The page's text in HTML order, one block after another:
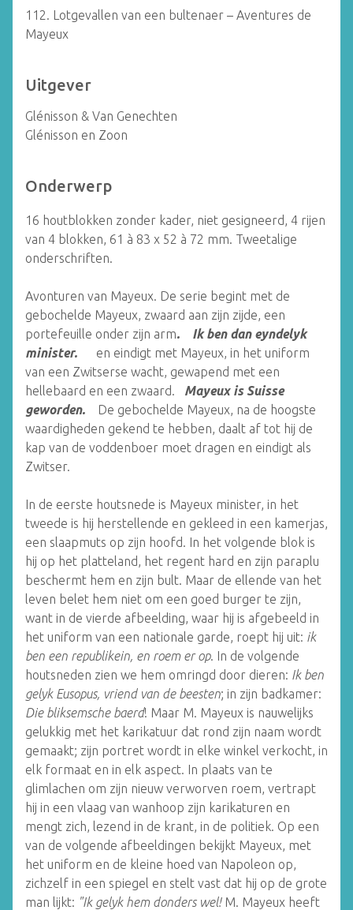
112. Lotgevallen van een bultenaer – Aventures de
Mayeux
Uitgever
Glénisson & Van Genechten
Glénisson en Zoon
Onderwerp
16 houtblokken zonder kader, niet gesigneerd, 4 rijen
van 4 blokken, 61 à 83 x 52 à 72 mm. Tweetalige
onderschriften.
Avonturen van Mayeux. De serie begint met de
gebochelde Mayeux, zwaard aan zijn zijde, een
portefeuille onder zijn arm. Ik ben dan eyndelyk
minister.
en eindigt met Mayeux, in het uniform
van een Zwitserse wacht, gewapend met een
hellebaard en een zwaard.
Mayeux is Suisse
geworden.
De gebochelde Mayeux, na de hoogste
waardigheden gekend te hebben, daalt af tot hij de
kap van de voddenboer moet dragen en eindigt als
Zwitser.
In de eerste houtsnede is Mayeux minister, in het
tweede is hij herstellende en gekleed in een kamerjas,
een slaapmuts op zijn hoofd. In het volgende blok is
hij op het platteland, het regent hard en zijn paraplu
beschermt hem en zijn bult. Maar de ellende van het
leven belet hem niet om een goed burger te zijn,
want in de vierde afbeelding, waar hij is afgebeeld in
het uniform van een nationale garde, roept hij uit: ik
ben een republikein, en roem er op. In de volgende
houtsneden zien we hem omringd door dieren: Ik ben
gelyk Eusopus, vriend van de beesten; in zijn badkamer:
Die bliksemsche baerd! Maar M. Mayeux is nauwelijks
gelukkig met het karikatuur dat rond zijn naam wordt
gemaakt; zijn portret wordt in elke winkel verkocht, in
elk formaat en in elk aspect. In plaats van te
glimlachen om zijn nieuw verworven roem, vertrapt
hij in een vlaag van wanhoop zijn karikaturen en
mengt zich, lezend in de krant, in de politiek. Op een
van de volgende afbeeldingen bekijkt Mayeux, met
het uniform en de kleine hoed van Napoleon op,
zichzelf in een spiegel en stelt vast dat hij op de grote
man lijkt: "Ik gelyk hem donders wel!M. Mayeux heeft